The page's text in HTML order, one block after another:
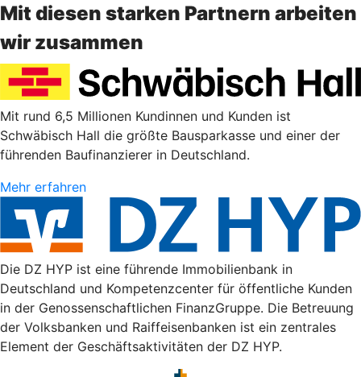
Mit diesen starken Partnern arbeiten
wir zusammen
Mit rund 6,5 Millionen Kundinnen und Kunden ist
Schwäbisch Hall die größte Bausparkasse und einer der
führenden Baufinanzierer in Deutschland.
Mehr erfahren
Die DZ HYP ist eine führende Immobilienbank in
Deutschland und Kompetenzcenter für öffentliche Kunden
in der Genossenschaftlichen FinanzGruppe. Die Betreuung
der Volksbanken und Raiffeisenbanken ist ein zentrales
Element der Geschäftsaktivitäten der DZ HYP.